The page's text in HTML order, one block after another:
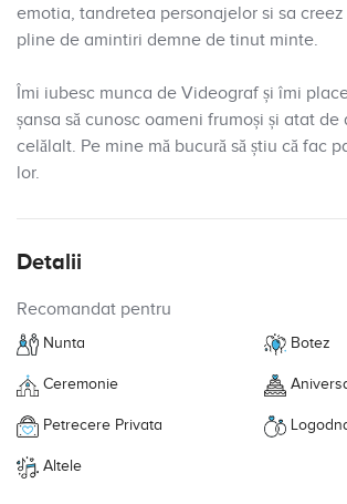
emotia, tandretea personajelor si sa
pline de amintiri demne de tinut minte.
Îmi iubesc munca de Videograf și îmi
șansa să cunosc oameni frumoși și atat
celălalt. Pe mine mă bucură să știu că fac
lor.
Detalii
Recomandat pentru
Nunta Botez
Ceremonie
Petrecere Privata
Altele